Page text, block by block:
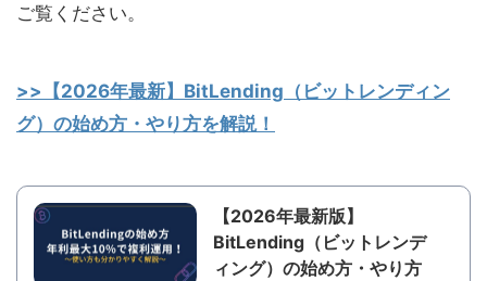
ご覧ください。
>>【2026年最新】BitLending（ビットレンディン
グ）の始め方・やり方を解説！
【2026年最新版】
BitLending（ビットレンデ
ィング）の始め方・やり方